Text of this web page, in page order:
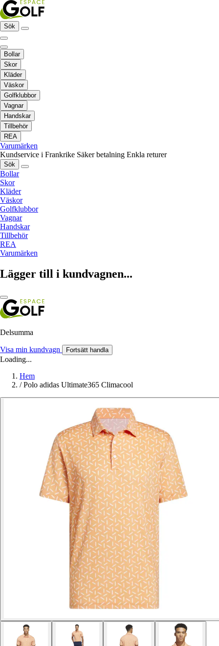
Sök
Bollar
Skor
Kläder
Väskor
Golfklubbor
Vagnar
Handskar
Tillbehör
REA
Varumärken
Kundservice i Frankrike Säker betalning Enkla returer
Sök
Bollar
Skor
Kläder
Väskor
Golfklubbor
Vagnar
Handskar
Tillbehör
REA
Varumärken
Lägger till i kundvagnen...
Delsumma
Visa min kundvagn Fortsätt handla
Loading...
Hem
/ Polo adidas Ultimate365 Climacool